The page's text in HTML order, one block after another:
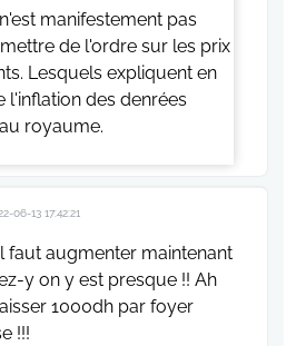
manifestement pas
de l'ordre sur les prix
Lesquels expliquent en
l'inflation des denrées
royaume.
06-13 17:42:21
faut augmenter maintenant
y on y est presque !! Ah
1000dh par foyer
!!!